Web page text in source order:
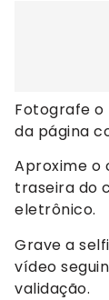
Fotografe
da página
Aproxime o
traseira do
eletrônico.
Grave a
vídeo
validação.